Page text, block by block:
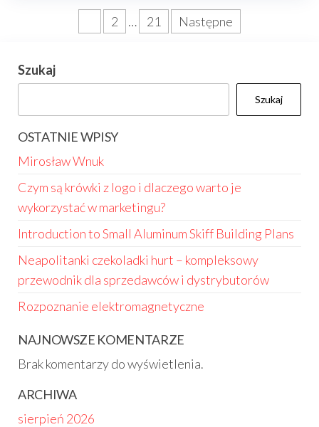
Stronicowanie
2 … 21 Następne
Szukaj
Szukaj
OSTATNIE WPISY
Mirosław Wnuk
Czym są krówki z logo i dlaczego warto je
wykorzystać w marketingu?
Introduction to Small Aluminum Skiff Building Plans
Neapolitanki czekoladki hurt – kompleksowy
przewodnik dla sprzedawców i dystrybutorów
Rozpoznanie elektromagnetyczne
NAJNOWSZE KOMENTARZE
Brak komentarzy do wyświetlenia.
ARCHIWA
sierpień 2026